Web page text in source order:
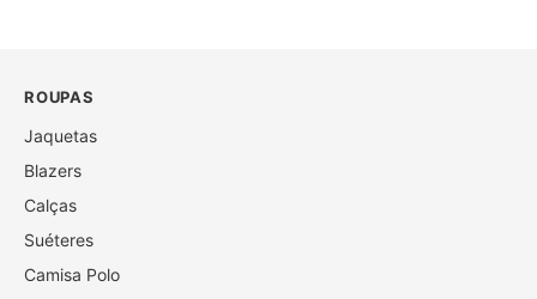
ROUPAS
Jaquetas
Blazers
Calças
Suéteres
Camisa Polo